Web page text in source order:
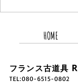
HOME
フランス古道具 R
TEL:080-6515-0802